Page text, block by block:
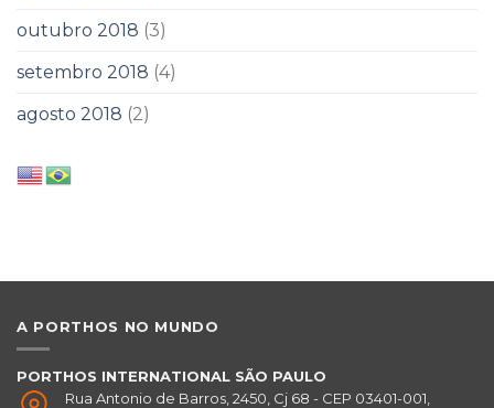
outubro 2018 (3)
setembro 2018 (4)
agosto 2018 (2)
A PORTHOS NO MUNDO
PORTHOS INTERNATIONAL SÃO PAULO
Rua Antonio de Barros, 2450, Cj 68 - CEP 03401-001,